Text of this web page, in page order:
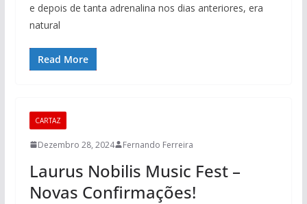
e depois de tanta adrenalina nos dias anteriores, era
natural
Read More
CARTAZ
Dezembro 28, 2024 Fernando Ferreira
Laurus Nobilis Music Fest –
Novas Confirmações!